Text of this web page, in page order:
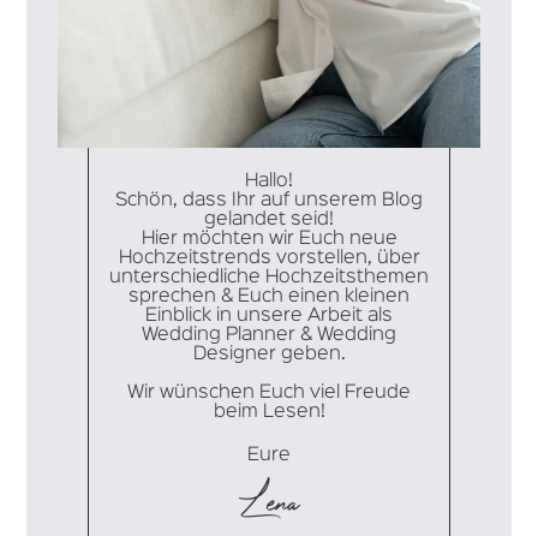
Hallo!
Schön, dass Ihr auf unserem Blog
gelandet seid!
Hier möchten wir Euch neue
Hochzeitstrends vorstellen, über
unterschiedliche Hochzeitsthemen
sprechen & Euch einen kleinen
Einblick in unsere Arbeit als
Wedding Planner & Wedding
Designer geben.
Wir wünschen Euch viel Freude
beim Lesen!
Eure
Lena